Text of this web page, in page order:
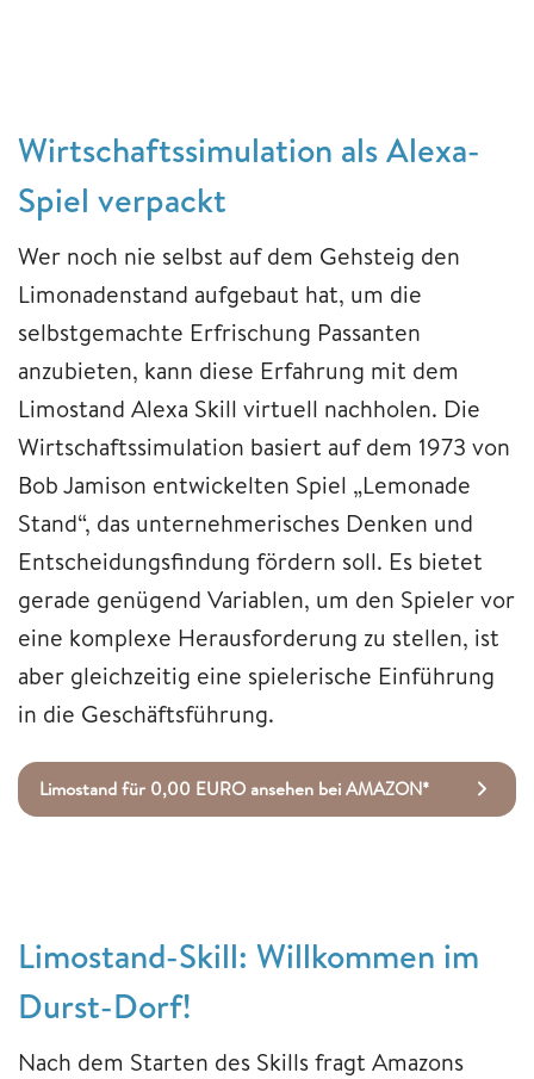
Wirtschaftssimulation als Alexa-
Spiel verpackt
Wer noch nie selbst auf dem Gehsteig den
Limonadenstand aufgebaut hat, um die
selbstgemachte Erfrischung Passanten
anzubieten, kann diese Erfahrung mit dem
Limostand Alexa Skill virtuell nachholen. Die
Wirtschaftssimulation basiert auf dem 1973 von
Bob Jamison entwickelten Spiel „Lemonade
Stand“, das unternehmerisches Denken und
Entscheidungsfindung fördern soll. Es bietet
gerade genügend Variablen, um den Spieler vor
eine komplexe Herausforderung zu stellen, ist
aber gleichzeitig eine spielerische Einführung
in die Geschäftsführung.
Limostand für 0,00 EURO ansehen bei AMAZON*
Limostand-Skill: Willkommen im
Durst-Dorf!
Nach dem Starten des Skills fragt Amazons